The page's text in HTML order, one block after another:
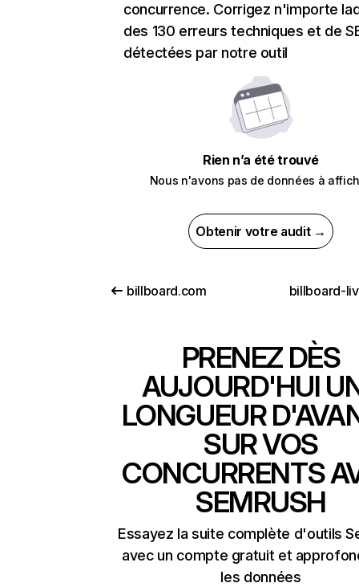
concurrence. Corrigez n'importe
des 130 erreurs techniques et de
détectées par notre outil
Rien n’a été trouvé
Nous n'avons pas de données à
Obtenir votre audit →
billboard.com billboard-
PRENEZ DÈS
AUJOURD'HUI
LONGUEUR
SUR VOS
CONCURRENTS
SEMRUSH
Essayez la suite complète d'outils
avec un compte gratuit et
les données